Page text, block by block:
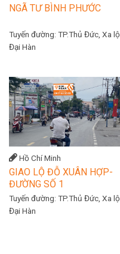
NGÃ TƯ BÌNH PHƯỚC
Tuyến đường: TP.Thủ Đức, Xa lộ
Đại Hàn
Hồ Chí Minh
GIAO LỘ ĐỖ XUÂN HỢP-
ĐƯỜNG SỐ 1
Tuyến đường: TP.Thủ Đức, Xa lộ
Đại Hàn